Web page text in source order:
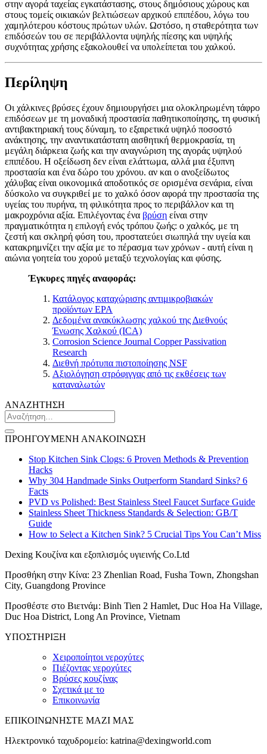
στην αγορά ταχείας εγκατάστασης, στους δημόσιους χώρους και
στους τομείς οικιακών βελτιώσεων αρχικού επιπέδου, λόγω του
χαμηλότερου κόστους πρώτων υλών. Ωστόσο, η σταθερότητα των
επιδόσεών του σε περιβάλλοντα υψηλής πίεσης και υψηλής
συχνότητας χρήσης εξακολουθεί να υπολείπεται του χαλκού.
Περίληψη
Οι χάλκινες βρύσες έχουν δημιουργήσει μια ολοκληρωμένη τάφρο
επιδόσεων με τη μοναδική προστασία παθητικοποίησης, τη φυσική
αντιβακτηριακή τους δύναμη, το εξαιρετικά υψηλό ποσοστό
ανάκτησης, την αναντικατάστατη αισθητική θερμοκρασία, τη
μεγάλη διάρκεια ζωής και την αναγνώριση της αγοράς υψηλού
επιπέδου. Η οξείδωση δεν είναι ελάττωμα, αλλά μια έξυπνη
προστασία και ένα δώρο του χρόνου. αν και ο ανοξείδωτος
χάλυβας είναι οικονομικά αποδοτικός σε ορισμένα σενάρια, είναι
δύσκολο να συγκριθεί με το χαλκό όσον αφορά την προστασία της
υγείας του πυρήνα, τη φιλικότητα προς το περιβάλλον και τη
μακροχρόνια αξία. Επιλέγοντας ένα βρύση είναι στην
πραγματικότητα η επιλογή ενός τρόπου ζωής: ο χαλκός, με τη
ζεστή και σκληρή φύση του, προστατεύει σιωπηλά την υγεία και
κατακρημνίζει την αξία με το πέρασμα των χρόνων - αυτή είναι η
αιώνια γοητεία του χορού μεταξύ τεχνολογίας και φύσης.
Έγκυρες πηγές αναφοράς:
Κατάλογος καταχώρισης αντιμικροβιακών
προϊόντων EPA
Δεδομένα ανακύκλωσης χαλκού της Διεθνούς
Ένωσης Χαλκού (ICA)
Corrosion Science Journal Copper Passivation
Research
Διεθνή πρότυπα πιστοποίησης NSF
Αξιολόγηση στρόφιγγας από τις εκθέσεις των
καταναλωτών
ΑΝΑΖΗΤΗΣΗ
ΠΡΟΗΓΟΥΜΕΝΗ ΑΝΑΚΟΙΝΩΣΗ
Stop Kitchen Sink Clogs: 6 Proven Methods & Prevention
Hacks
Why 304 Handmade Sinks Outperform Standard Sinks? 6
Facts
PVD vs Polished: Best Stainless Steel Faucet Surface Guide
Stainless Sheet Thickness Standards & Selection: GB/T
Guide
How to Select a Kitchen Sink? 5 Crucial Tips You Can’t Miss
Dexing Κουζίνα και εξοπλισμός υγιεινής Co.Ltd
Προσθήκη στην Κίνα: 23 Zhenlian Road, Fusha Town, Zhongshan
City, Guangdong Province
Προσθέστε στο Βιετνάμ: Binh Tien 2 Hamlet, Duc Hoa Ha Village,
Duc Hoa District, Long An Province, Vietnam
ΥΠΟΣΤΗΡΙΞΗ
Χειροποίητοι νεροχύτες
Πιέζοντας νεροχύτες
Βρύσες κουζίνας
Σχετικά με το
Επικοινωνία
ΕΠΙΚΟΙΝΩΝΗΣΤΕ ΜΑΖΙ ΜΑΣ
Ηλεκτρονικό ταχυδρομείο: katrina@dexingworld.com